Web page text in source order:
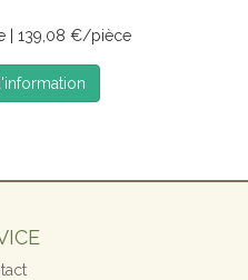
| 139,08 €/pièce